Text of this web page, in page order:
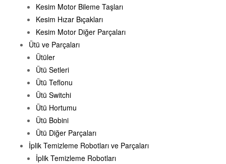
Kesim Motor Bileme Taşları
Kesim Hızar Bıçakları
Kesim Motor Diğer Parçaları
Ütü ve Parçaları
Ütüler
Ütü Setleri
Ütü Teflonu
Ütü Switchi
Ütü Hortumu
Ütü Bobini
Ütü Diğer Parçaları
İplik Temizleme Robotları ve Parçaları
İplik Temizleme Robotları